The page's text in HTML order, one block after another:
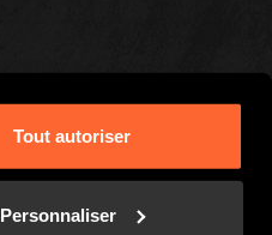
Tout autoriser
Personnaliser